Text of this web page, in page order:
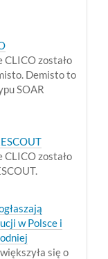
CLICO zostało
Demisto to
SOAR
CLICO zostało
w Polsce i
się o